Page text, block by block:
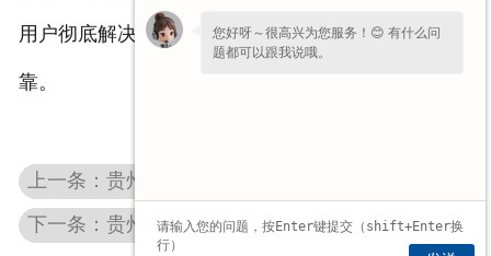
用户彻底解决桶盖匹配难题，保障包装环节的稳定可
靠。
下一条：贵州化工桶盖怎么选？鑫宇乐合规化工盖 适配多种化学品存储
您好呀～很高兴为您服务！😊 有什么问
题都可以跟我说哦。